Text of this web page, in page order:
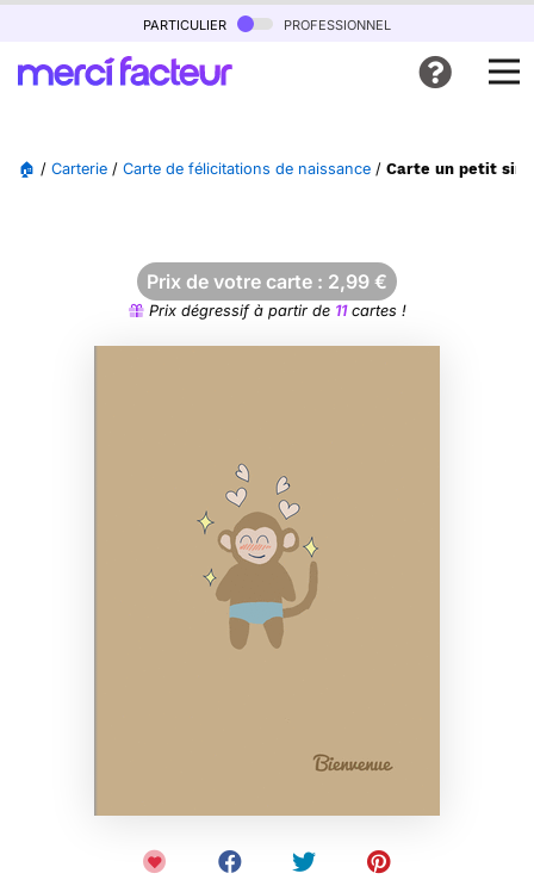
particulier professionnel
🏠 / Carterie / Carte de félicitations de naissance / Carte un petit
Prix de votre carte : 2,99 €
Prix dégressif à partir de 11cartes !